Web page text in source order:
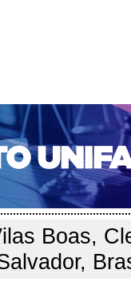
CADASTRO
A 100 WEBMAIL
Boas,